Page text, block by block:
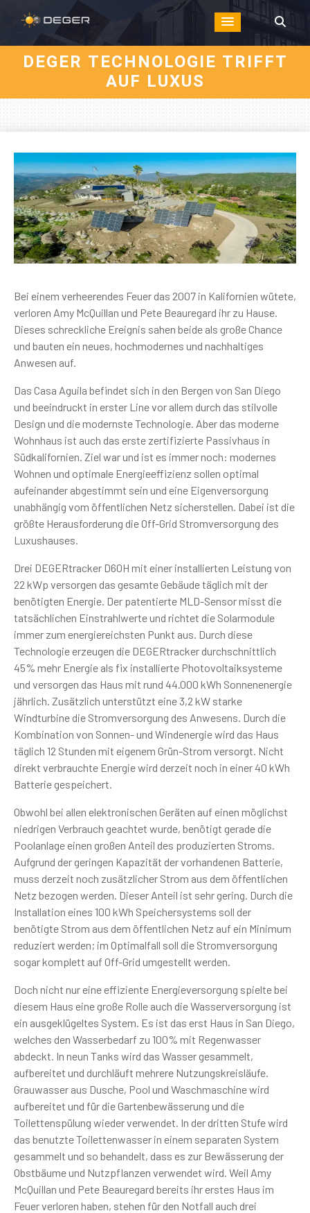
DEGER TECHNOLOGIE TRIFFT
AUF LUXUS
Bei einem verheerendes Feuer das 2007 in Kalifornien wütete,
verloren Amy McQuillan und Pete Beauregard ihr zu Hause.
Dieses schreckliche Ereignis sahen beide als große Chance
und bauten ein neues, hochmodernes und nachhaltiges
Anwesen auf.
Das Casa Aguila befindet sich in den Bergen von San Diego
und beeindruckt in erster Line vor allem durch das stilvolle
Design und die modernste Technologie. Aber das moderne
Wohnhaus ist auch das erste zertifizierte Passivhaus in
Südkalifornien. Ziel war und ist es immer noch: modernes
Wohnen und optimale Energieeffizienz sollen optimal
aufeinander abgestimmt sein und eine Eigenversorgung
unabhängig vom öffentlichen Netz sicherstellen. Dabei ist die
größte Herausforderung die Off-Grid Stromversorgung des
Luxushauses.
Drei DEGERtracker D60H mit einer installierten Leistung von
22 kWp versorgen das gesamte Gebäude täglich mit der
benötigten Energie. Der patentierte MLD-Sensor misst die
tatsächlichen Einstrahlwerte und richtet die Solarmodule
immer zum energiereichsten Punkt aus. Durch diese
Technologie erzeugen die DEGERtracker durchschnittlich
45% mehr Energie als fix installierte Photovoltaiksysteme
und versorgen das Haus mit rund 44.000 kWh Sonnenenergie
jährlich. Zusätzlich unterstützt eine 3,2 kW starke
Windturbine die Stromversorgung des Anwesens. Durch die
Kombination von Sonnen- und Windenergie wird das Haus
täglich 12 Stunden mit eigenem Grün-Strom versorgt. Nicht
direkt verbrauchte Energie wird derzeit noch in einer 40 kWh
Batterie gespeichert.
Obwohl bei allen elektronischen Geräten auf einen möglichst
niedrigen Verbrauch geachtet wurde, benötigt gerade die
Poolanlage einen großen Anteil des produzierten Stroms.
Aufgrund der geringen Kapazität der vorhandenen Batterie,
muss derzeit noch zusätzlicher Strom aus dem öffentlichen
Netz bezogen werden. Dieser Anteil ist sehr gering. Durch die
Installation eines 100 kWh Speichersystems soll der
benötigte Strom aus dem öffentlichen Netz auf ein Minimum
reduziert werden; im Optimalfall soll die Stromversorgung
sogar komplett auf Off-Grid umgestellt werden.
Doch nicht nur eine effiziente Energieversorgung spielte bei
diesem Haus eine große Rolle auch die Wasserversorgung ist
ein ausgeklügeltes System. Es ist das erst Haus in San Diego,
welches den Wasserbedarf zu 100% mit Regenwasser
abdeckt. In neun Tanks wird das Wasser gesammelt,
aufbereitet und durchläuft mehrere Nutzungskreisläufe.
Grauwasser aus Dusche, Pool und Waschmaschine wird
aufbereitet und für die Gartenbewässerung und die
Toilettenspülung wieder verwendet. In der dritten Stufe wird
das benutzte Toilettenwasser in einem separaten System
gesammelt und so behandelt, dass es zur Bewässerung der
Obstbäume und Nutzpflanzen verwendet wird. Weil Amy
McQuillan und Pete Beauregard bereits ihr erstes Haus im
Feuer verloren haben, stehen für den Notfall auch drei